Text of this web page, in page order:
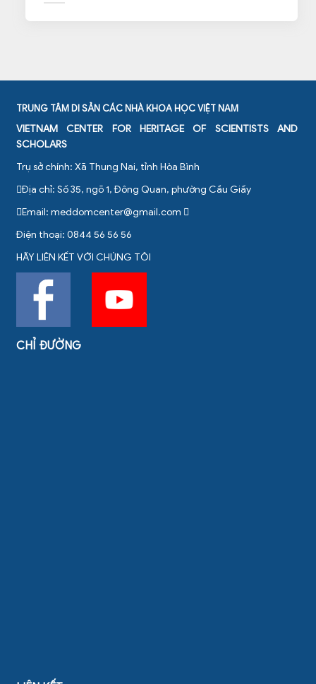
TRUNG TÂM DI SẢN CÁC NHÀ KHOA HỌC VIỆT NAM
VIETNAM CENTER FOR HERITAGE OF SCIENTISTS AND
SCHOLARS
Trụ sở chính: Xã Thung Nai, tỉnh Hòa Bình
Địa chỉ: Số 35, ngõ 1, Đông Quan, phường Cầu Giấy
Email: meddomcenter@gmail.com
Điện thoại: 0844 56 56 56
HÃY LIÊN KẾT VỚI CHÚNG TÔI
CHỈ ĐƯỜNG